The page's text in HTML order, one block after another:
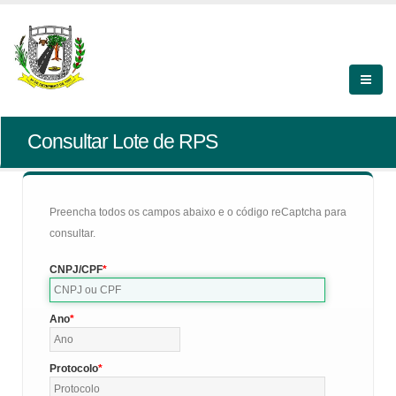
Consultar Lote de RPS
Preencha todos os campos abaixo e o código reCaptcha para
consultar.
CNPJ/CPF
Ano
Protocolo